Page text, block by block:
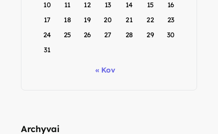
10
11 12 13 14 15
16
17
18 19 20 21 22
23
24
25 26 27 28 29
30
31
« Kov
Archyvai